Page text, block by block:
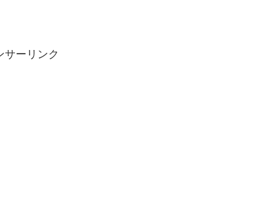
サーリンク